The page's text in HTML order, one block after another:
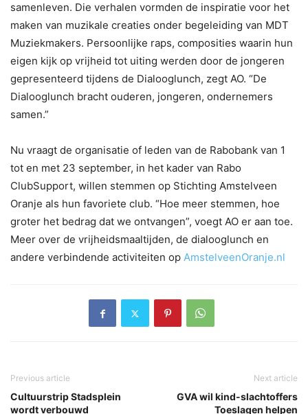
samenleven. Die verhalen vormden de inspiratie voor het
maken van muzikale creaties onder begeleiding van MDT
Muziekmakers. Persoonlijke raps, composities waarin hun
eigen kijk op vrijheid tot uiting werden door de jongeren
gepresenteerd tijdens de Dialooglunch, zegt AO. “De
Dialooglunch bracht ouderen, jongeren, ondernemers
samen.”
Nu vraagt de organisatie of leden van de Rabobank van 1
tot en met 23 september, in het kader van Rabo
ClubSupport, willen stemmen op Stichting Amstelveen
Oranje als hun favoriete club. “Hoe meer stemmen, hoe
groter het bedrag dat we ontvangen”, voegt AO er aan toe.
Meer over de vrijheidsmaaltijden, de dialooglunch en
andere verbindende activiteiten op AmstelveenOranje.nl
Previous article
Cultuurstrip Stadsplein
wordt verbouwd
Next article
GVA wil kind-slachtoffers
Toeslagen helpen